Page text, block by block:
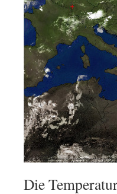
Die